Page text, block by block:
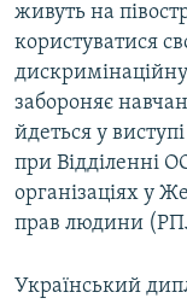
Усі сайти RFE/
живуть на
користуватися
забороняє
йдеться у
при Відділенні
організаціях у
прав людини
Український